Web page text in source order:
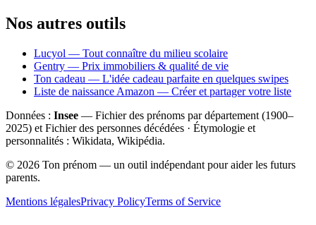
Nos autres outils
Lucyol — Tout connaître du milieu scolaire
Gentry — Prix immobiliers & qualité de vie
Ton cadeau — L'idée cadeau parfaite en quelques swipes
Liste de naissance Amazon — Créer et partager votre liste
Données : Insee — Fichier des prénoms par département (1900–
2025) et Fichier des personnes décédées · Étymologie et
personnalités : Wikidata, Wikipédia.
© 2026 Ton prénom — un outil indépendant pour aider les futurs
parents.
Mentions légalesPrivacy PolicyTerms of Service